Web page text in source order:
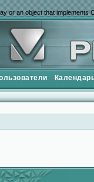
or an object that implements